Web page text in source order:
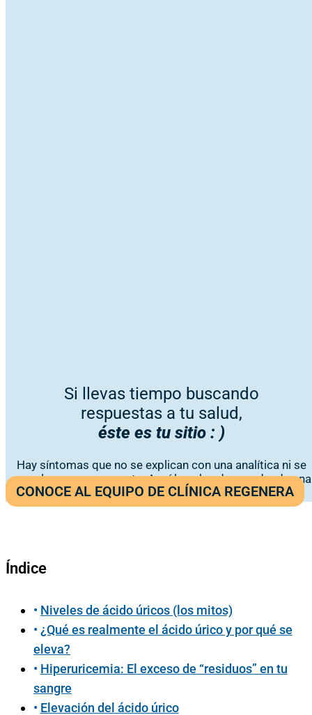
Si llevas tiempo buscando
respuestas a tu salud,
éste es tu sitio : )
Hay síntomas que no se explican con una analítica ni se
resuelven con una receta. Aquí los abordamos desde una
visión médica integrativa y personalizada.
CONOCE AL EQUIPO DE CLÍNICA REGENERA
Índice
Niveles de ácido úricos (los mitos)
¿Qué es realmente el ácido úrico y por qué se
eleva?
Hiperuricemia: El exceso de “residuos” en tu
sangre
Elevación del ácido úrico